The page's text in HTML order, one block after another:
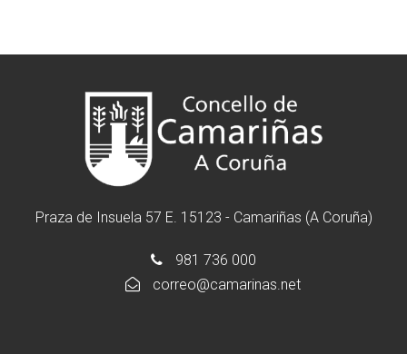
Praza de Insuela 57 E. 15123 - Camariñas (A Coruña)
981 736 000
correo@camarinas.net